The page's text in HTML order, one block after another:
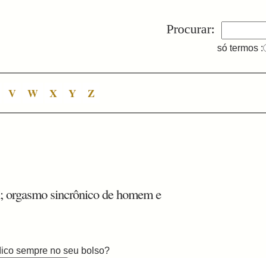
Procurar:
só termos :
V W X Y Z
sincrônico de homem e
sempre no seu bolso?